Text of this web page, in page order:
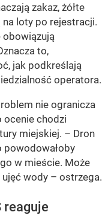
zakaz, żółte
na loty po rejestracji.
obowiązują
to,
jak podkreślają
operatora.
nie ogranicza
ocenie chodzi
miejskiej. – Dron
powodowałoby
w mieście. Może
ujęć wody – ostrzega.
reaguje